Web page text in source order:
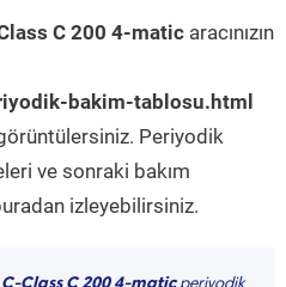
C 200 4-matic aracınızın
bakim-tablosu.html
Periyodik
ve sonraki bakım
izleyebilirsiniz.
Class C 200 4-matic